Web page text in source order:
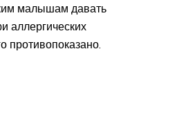
малышам давать
аллергических
противопоказано.